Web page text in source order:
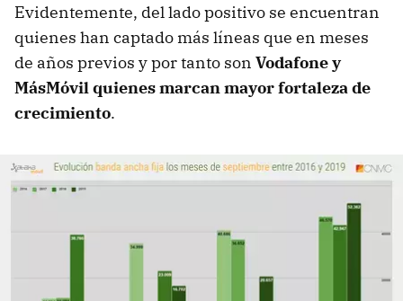
Evidentemente, del lado positivo se encuentran
quienes han captado más líneas que en meses
de años previos y por tanto son Vodafone y
MásMóvil quienes marcan mayor fortaleza de
crecimiento.